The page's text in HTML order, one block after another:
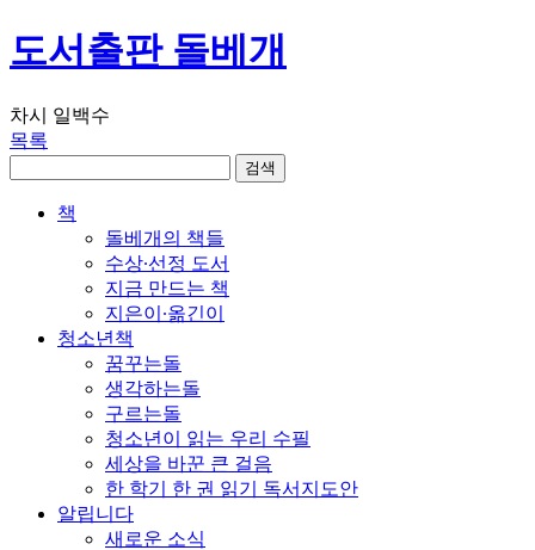
도서출판 돌베개
차시 일백수
목록
책
돌베개의 책들
수상∙선정 도서
지금 만드는 책
지은이∙옮긴이
청소년책
꿈꾸는돌
생각하는돌
구르는돌
청소년이 읽는 우리 수필
세상을 바꾼 큰 걸음
한 학기 한 권 읽기 독서지도안
알립니다
새로운 소식